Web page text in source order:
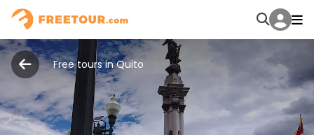
Free tours in Quito